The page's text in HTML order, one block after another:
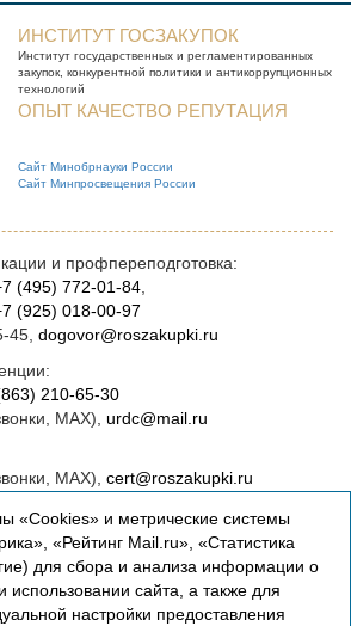
ИНСТИТУТ ГОСЗАКУПОК
Институт государственных и регламентированных
закупок, конкурентной политики и антикоррупционных
технологий
ОПЫТ КАЧЕСТВО РЕПУТАЦИЯ
Сайт Минобрнауки России
Сайт Минпросвещения России
и профпереподготовка:
(495) 772-01-84,
(925) 018-00-97
45, dogovor@roszakupki.ru
210-65-30
MAX), urdc@mail.ru
MAX), cert@roszakupki.ru
и руководство:
institut@roszakupki.ru
«Cookies» и метрические системы
«Рейтинг Mail.ru», «Статистика
для сбора и анализа информации о
использовании сайта, а также для
настройки предоставления